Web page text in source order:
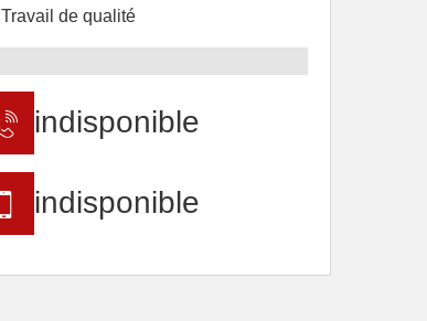
Travail de qualité
indisponible
indisponible